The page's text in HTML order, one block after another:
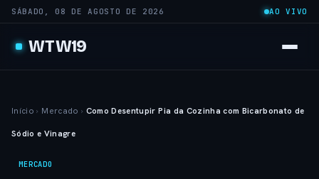
SÁBADO, 08 DE AGOSTO DE 2026 AO VIVO
WTW19
Início › Mercado › Como Desentupir Pia da Cozinha com Bicarbonato de
Sódio e Vinagre
MERCADO